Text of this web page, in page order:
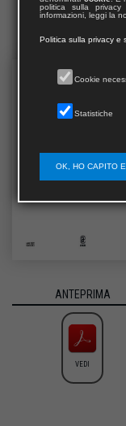
ANTEPRIMA
VEDI
politica sulla
informazioni, leggi la
Politica sulla privacy e
Cookie
Statistiche
OK, HO CAPITO